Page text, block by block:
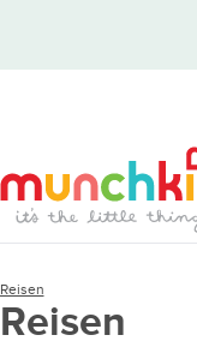
Reisen
Reisen